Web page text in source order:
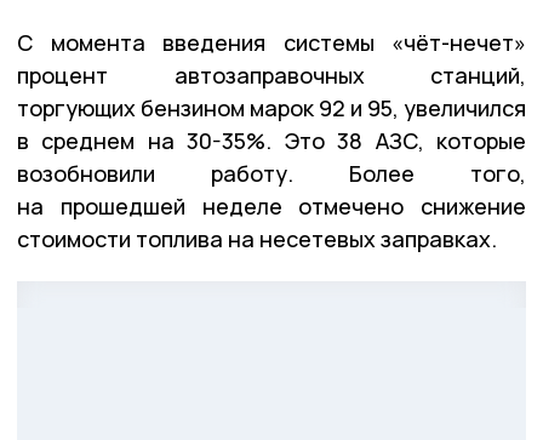
С момента введения системы «чёт-нечет»
процент автозаправочных станций,
торгующих бензином марок 92 и 95, увеличился
в среднем на 30-35%. Это 38 АЗС, которые
возобновили работу. Более того,
на прошедшей неделе отмечено снижение
стоимости топлива на несетевых заправках.